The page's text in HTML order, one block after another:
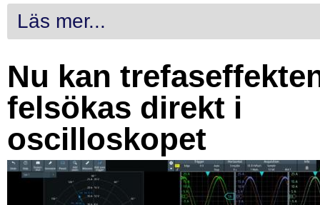
Läs mer...
Nu kan
felsökas direkt i
oscilloskopet